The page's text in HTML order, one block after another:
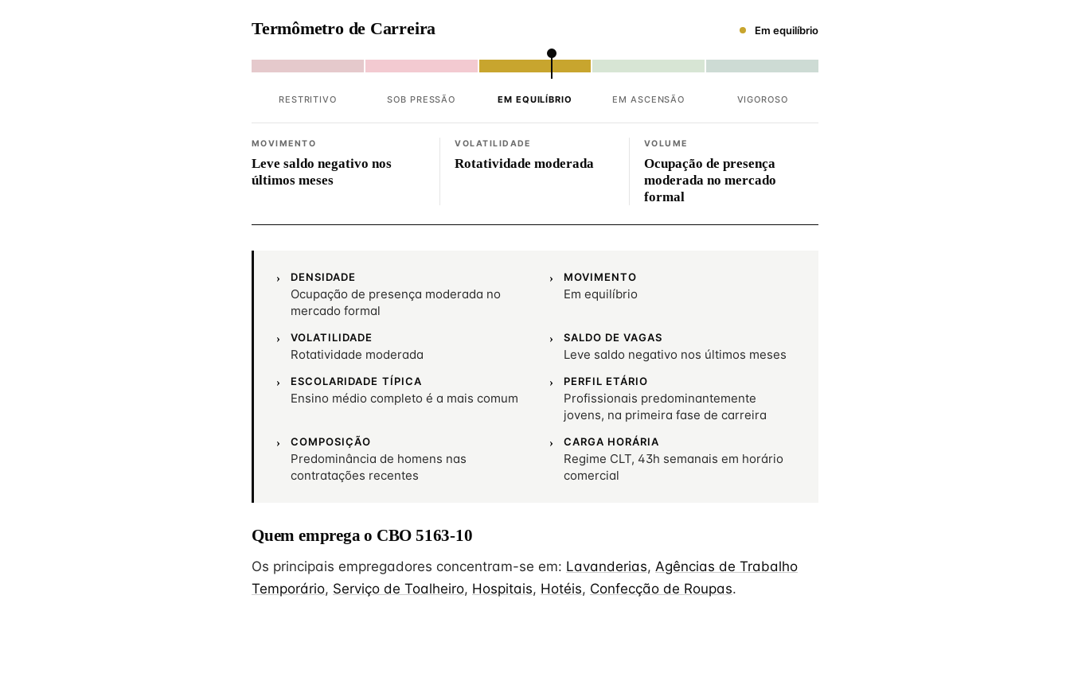
Termômetro de Carreira Em equilíbrio
RESTRITIVO SOB PRESSÃO EM EQUILÍBRIO EM ASCENSÃO VIGOROSO
MOVIMENTO
Leve saldo negativo nos
últimos meses
VOLATILIDADE
Rotatividade moderada
VOLUME
Ocupação de presença
moderada no mercado
formal
DENSIDADE
Ocupação de presença moderada no
mercado formal
MOVIMENTO
Em equilíbrio
VOLATILIDADE
Rotatividade moderada
SALDO DE VAGAS
Leve saldo negativo nos últimos meses
ESCOLARIDADE TÍPICA
Ensino médio completo é a mais comum
PERFIL ETÁRIO
Profissionais predominantemente
jovens, na primeira fase de carreira
COMPOSIÇÃO
Predominância de homens nas
contratações recentes
CARGA HORÁRIA
Regime CLT, 43h semanais em horário
comercial
Quem emprega o CBO 5163-10
Os principais empregadores concentram-se em: Lavanderias, Agências de Trabalho
Temporário, Serviço de Toalheiro, Hospitais, Hotéis, Confecção de Roupas.